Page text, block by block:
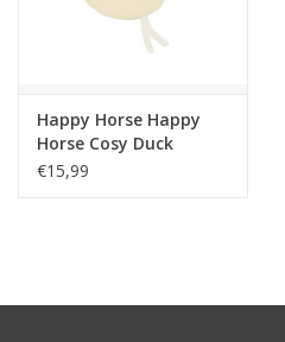
Happy Horse Happy
Horse Cosy Duck
Tuttle
€15,99